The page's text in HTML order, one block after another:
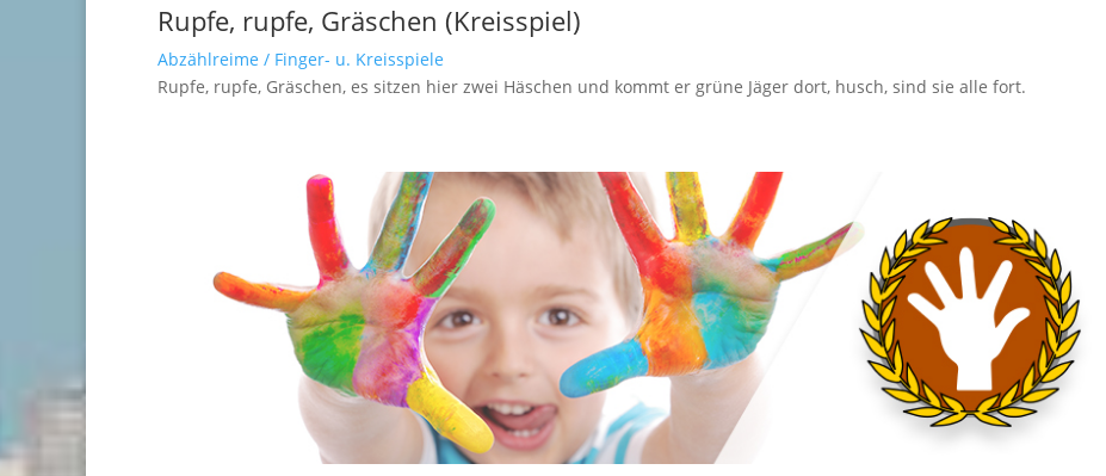
Rupfe, rupfe, Gräschen (Kreisspiel)
Abzählreime / Finger- u. Kreisspiele
Rupfe, rupfe, Gräschen, es sitzen hier zwei Häschen und kommt er grüne Jäger dort, husch, sind sie alle fort.